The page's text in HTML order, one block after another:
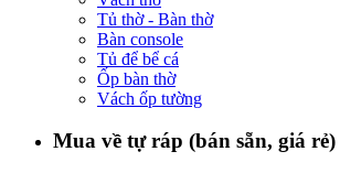
Tủ thờ - Bàn thờ
Bàn console
Tủ để bể cá
Ốp bàn thờ
Vách ốp tường
Mua về tự ráp (bán sẵn, giá rẻ)